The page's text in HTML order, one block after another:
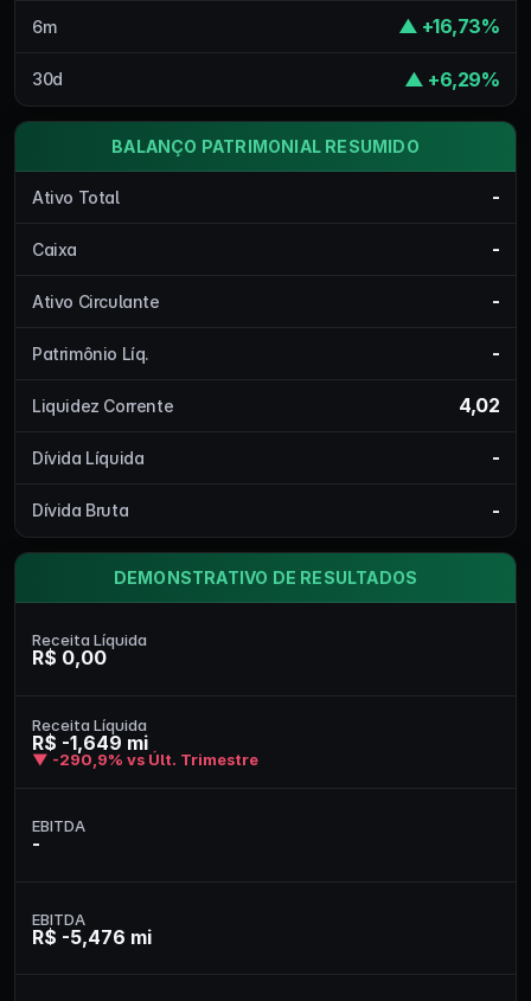
6m ▲ +16,73%
30d ▲ +6,29%
BALANÇO PATRIMONIAL RESUMIDO
Ativo Total -
Caixa -
Ativo Circulante -
Patrimônio Líq. -
Liquidez Corrente 4,02
Dívida Líquida -
Dívida Bruta -
DEMONSTRATIVO DE RESULTADOS
Receita Líquida
R$ 0,00
Receita Líquida
R$ -1,649 mi
▼ -290,9% vs Últ. Trimestre
EBITDA
-
EBITDA
R$ -5,476 mi